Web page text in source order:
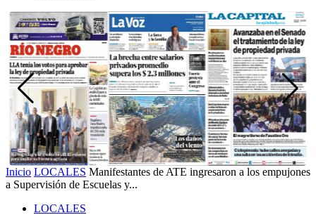
Inicio LOCALES Manifestantes de ATE ingresaron a los empujones
a Supervisión de Escuelas y...
LOCALES